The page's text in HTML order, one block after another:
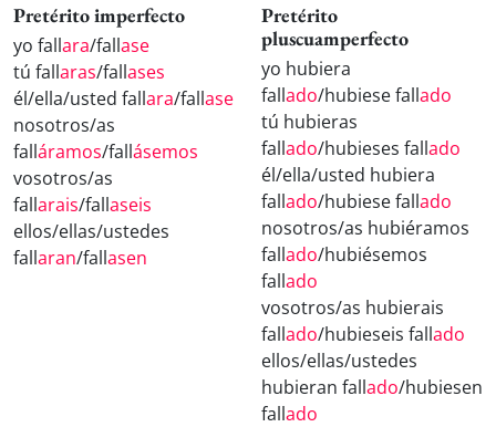
Pretérito imperfecto
yo fallara/fallase
tú fallaras/fallases
él/ella/usted fallara/fallase
nosotros/as
falláramos/fallásemos
vosotros/as
fallarais/fallaseis
ellos/ellas/ustedes
fallaran/fallasen
Pretérito
pluscuamperfecto
yo hubiera
fallado/hubiese fallado
tú hubieras
fallado/hubieses fallado
él/ella/usted hubiera
fallado/hubiese fallado
nosotros/as hubiéramos
fallado/hubiésemos
fallado
vosotros/as hubierais
fallado/hubieseis fallado
ellos/ellas/ustedes
hubieran fallado/hubiesen
fallado